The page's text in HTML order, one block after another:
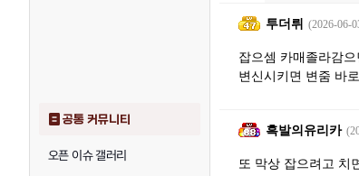
공통 커뮤니티
오픈 이슈 갤러리
투더뤼 (2026-06-
잡으셈 카매졸라감으
변신시키면 변줌 바
흑발의유리카
또 막상 잡으려고 치